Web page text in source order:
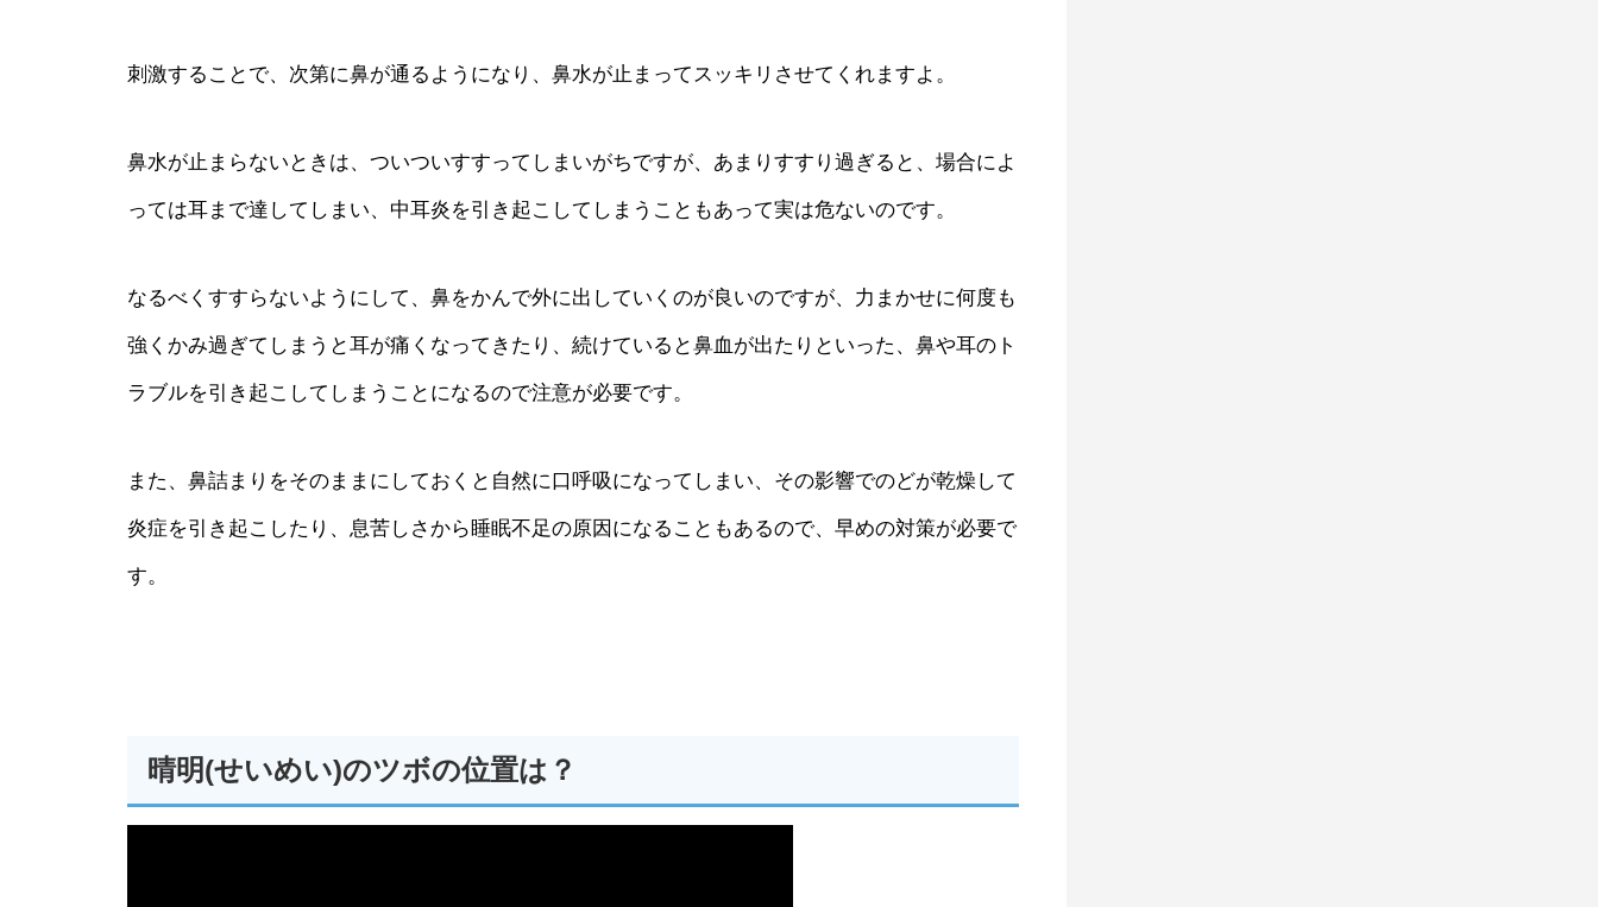
刺激することで、次第に鼻が通るようになり、鼻水が止まってスッキリさせてくれますよ。
鼻水が止まらないときは、ついついすすってしまいがちですが、あまりすすり過ぎると、場合によ
っては耳まで達してしまい、中耳炎を引き起こしてしまうこともあって実は危ないのです。
なるべくすすらないようにして、鼻をかんで外に出していくのが良いのですが、力まかせに何度も
強くかみ過ぎてしまうと耳が痛くなってきたり、続けていると鼻血が出たりといった、鼻や耳のト
ラブルを引き起こしてしまうことになるので注意が必要です。
また、鼻詰まりをそのままにしておくと自然に口呼吸になってしまい、その影響でのどが乾燥して
炎症を引き起こしたり、息苦しさから睡眠不足の原因になることもあるので、早めの対策が必要で
す。
晴明(せいめい)のツボの位置は？